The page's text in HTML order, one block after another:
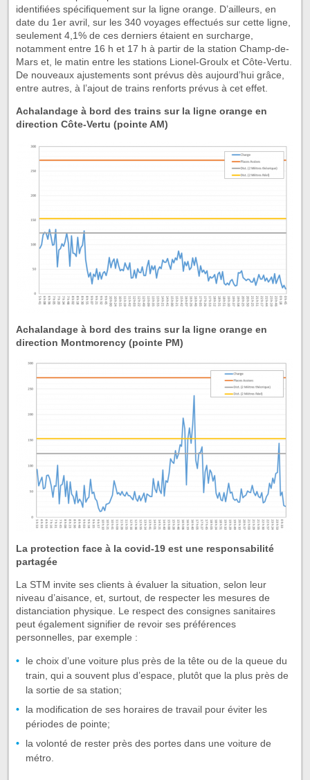
identifiées spécifiquement sur la ligne orange. D’ailleurs, en
date du 1er avril, sur les 340 voyages effectués sur cette ligne,
seulement 4,1% de ces derniers étaient en surcharge,
notamment entre 16 h et 17 h à partir de la station Champ-de-
Mars et, le matin entre les stations Lionel-Groulx et Côte-Vertu.
De nouveaux ajustements sont prévus dès aujourd’hui grâce,
entre autres, à l’ajout de trains renforts prévus à cet effet.
Achalandage à bord des trains sur la ligne orange en
direction Côte-Vertu (pointe AM)
Achalandage à bord des trains sur la ligne orange en
direction Montmorency (pointe PM)
La protection face à la covid-19 est une responsabilité
partagée
La STM invite ses clients à évaluer la situation, selon leur
niveau d’aisance, et, surtout, de respecter les mesures de
distanciation physique. Le respect des consignes sanitaires
peut également signifier de revoir ses préférences
personnelles, par exemple :
le choix d’une voiture plus près de la tête ou de la queue du
train, qui a souvent plus d’espace, plutôt que la plus près de
la sortie de sa station;
la modification de ses horaires de travail pour éviter les
périodes de pointe;
la volonté de rester près des portes dans une voiture de
métro.